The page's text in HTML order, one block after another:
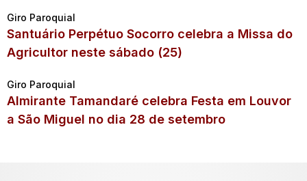
Giro Paroquial
Santuário Perpétuo Socorro celebra a Missa do
Agricultor neste sábado (25)
Giro Paroquial
Almirante Tamandaré celebra Festa em Louvor
a São Miguel no dia 28 de setembro